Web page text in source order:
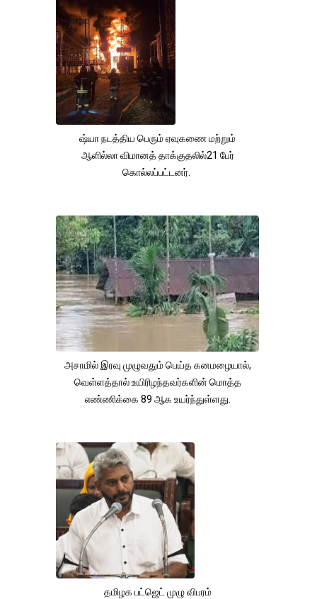
ஷ்யா நடத்திய பெரும் ஏவுகணை மற்றும்
ஆளில்லா விமானத் தாக்குதலில்21 பேர்
கொல்லப்பட்டனர்.
அசாமில் இரவு முழுவதும் பெய்த கனமழையால்,
வெள்ளத்தால் உயிரிழந்தவர்களின் மொத்த
எண்ணிக்கை 89 ஆக உயர்ந்துள்ளது.
தமிழக பட்ஜெட் முழு விபரம்